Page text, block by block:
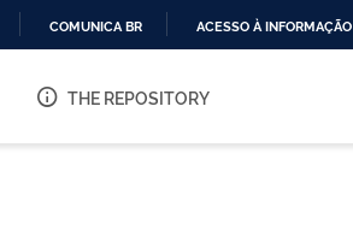
O
COMUNICA BR ACESSO À INFORMAÇÃO
THE REPOSITORY